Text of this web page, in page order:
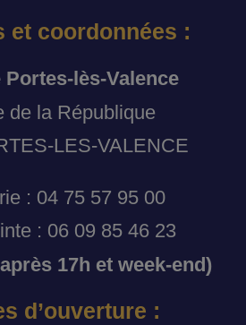
et coordonnées :
Portes-lès-Valence
de la République
LES-VALENCE
: 04 75 57 95 00
: 06 09 85 46 23
17h et week-end)
d’ouverture :